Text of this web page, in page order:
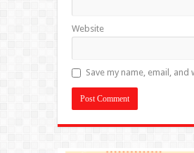
Website
Save my name, email,